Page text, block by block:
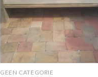
GEEN CATEGORIE